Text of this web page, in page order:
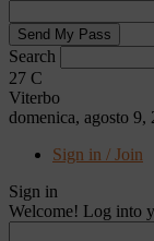
Search
27 C
Viterbo
domenica, agosto 9,
Sign in / Join
Sign in
Welcome! Log into